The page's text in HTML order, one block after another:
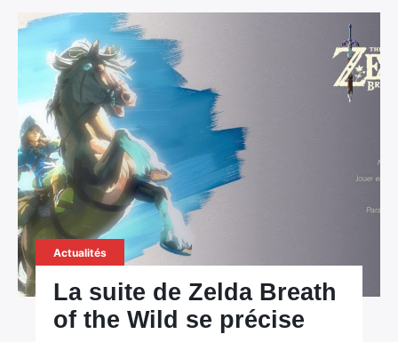
Actualités
La suite de Zelda Breath
of the Wild se précise